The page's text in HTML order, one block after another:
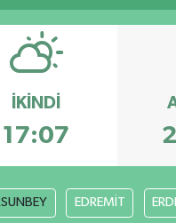
İKINDI
17:07
EDREMİT